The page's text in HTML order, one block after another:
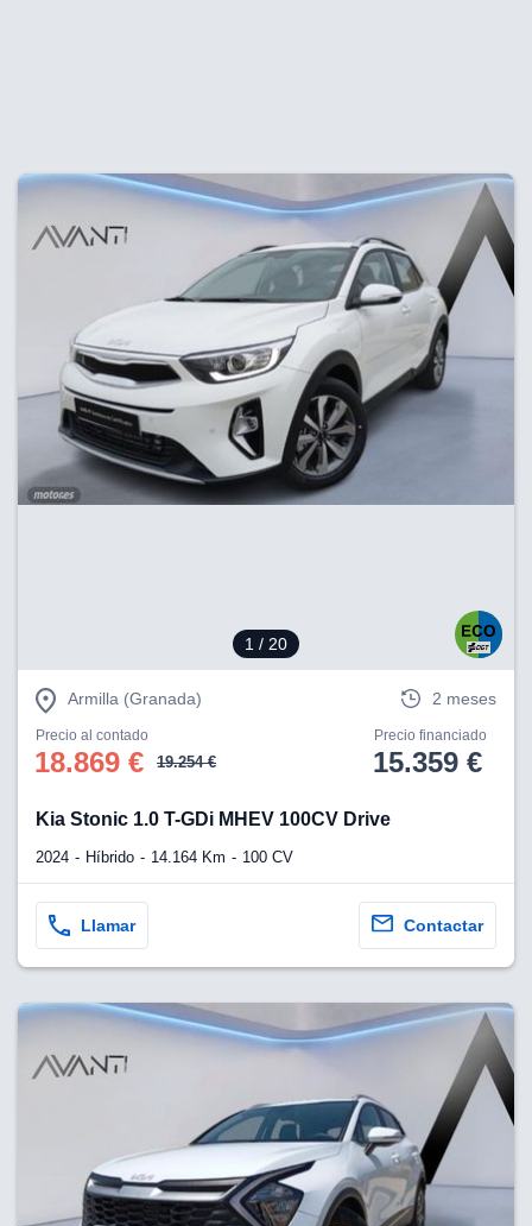
1 / 20
Armilla (Granada) 2 meses
Precio al contado
18.869 € 19.254 €
Precio financiado
15.359 €
Kia Stonic 1.0 T-GDi MHEV 100CV Drive
2024 Híbrido 14.164 Km 100 CV
Llamar Contactar